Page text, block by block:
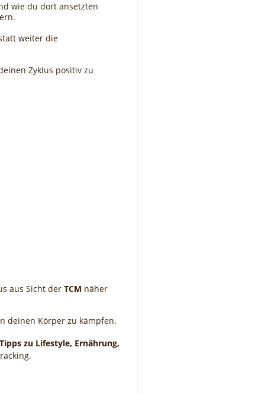
wie du dort ansetzten
weiter die
Zyklus positiv zu
aus Sicht der TCM näher
deinen Körper zu kämpfen.
Tipps zu Lifestyle, Ernährung,